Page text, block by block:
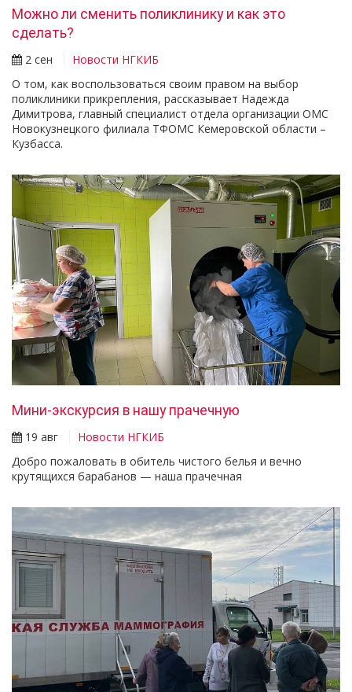
Можно ли сменить поликлинику и как это
сделать?
2 сен
Новости НГКИБ
О том, как воспользоваться своим правом на выбор
поликлиники прикрепления, рассказывает Надежда
Димитрова, главный специалист отдела организации ОМС
Новокузнецкого филиала ТФОМС Кемеровской области –
Кузбасса.
Мини-экскурсия в нашу прачечную
19 авг
Новости НГКИБ
Добро пожаловать в обитель чистого белья и вечно
крутящихся барабанов — наша прачечная